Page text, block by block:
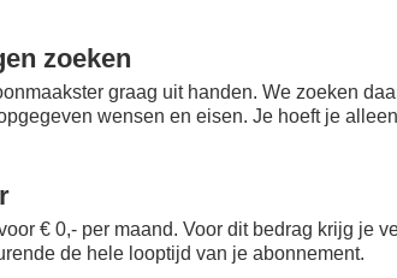
zoeken
graag uit handen. We zoeken
wensen en eisen. Je hoeft je
€ 0,- per maand. Voor dit bedrag krijg je
de hele looptijd van je abonnement.